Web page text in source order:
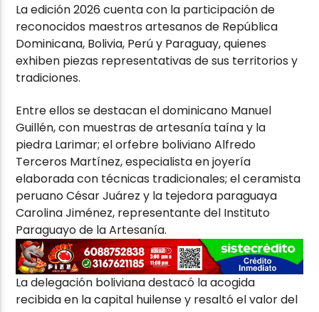
La edición 2026 cuenta con la participación de
reconocidos maestros artesanos de República
Dominicana, Bolivia, Perú y Paraguay, quienes
exhiben piezas representativas de sus territorios y
tradiciones.
Entre ellos se destacan el dominicano Manuel
Guillén, con muestras de artesanía taína y la
piedra Larimar; el orfebre boliviano Alfredo
Terceros Martínez, especialista en joyería
elaborada con técnicas tradicionales; el ceramista
peruano César Juárez y la tejedora paraguaya
Carolina Jiménez, representante del Instituto
Paraguayo de la Artesanía.
La delegación boliviana destacó la acogida
recibida en la capital huilense y resaltó el valor del